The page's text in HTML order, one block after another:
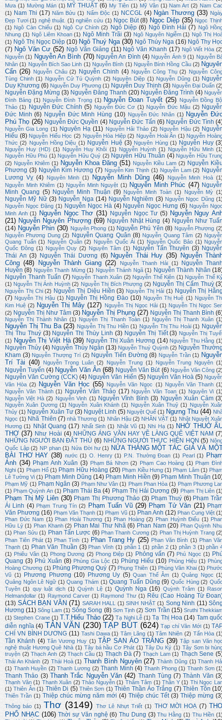
Mưa (1) Mường Mán (1) MỸ THUẬT (6) My Tiên (1) Mỹ Vân (1) Nam Art (2) Nam
(1) Nam Thi (17) Năm Bửu (1) Nấm Độc (1) NCCGL (4) Ngàn Thương (33)
Đẹp Tươi (1) nghệ thuật. (1) nghiên cứu (1) Ngọc Bút (8) Ngọc Diệp (35) Ngọc
(1) Ngô Càn Chiểu (1) Ngô Cự Chính (2) Ngô Diệp (6) Ngô Đình Hải (7) Ngô
Nhung (1) Ngô Liêm Khoan (1) Ngô Minh Trãi (3) Ngô Nguyên Ngiễm (1) Ngô Thị
(1) Ngô Thị Ngọc Diệp (10) Ngô Thuý Nga (30) Ngô Thúy Nga (16) Ngô Thy
(7) Ngô Văn Cư (52) Ngô Văn Giảng (11) Ngô Văn Khanh (17) Ngô Viết Hòa
Nguyễn (1) Nguyễn An Bình (70) Nguyễn An Đình (4) Nguyễn Ánh 9 (1) Nguyễn
Nhân (1) Nguyễn Bích Sao Linh (1) Nguyễn Bình (1) Nguyễn Bính Hồng Cầu (2)
Cẩn (26) Nguyễn Châu (2) Nguyễn Chinh (4) Nguyễn Công Thụ (2) Nguyễn
Tùng Chinh (1) Nguyễn Cử Tú Quỳnh (2) Nguyên Diệp (1) Nguyễn Dũng (1)
Duy Khương (6) Nguyễn Duy Phương (1) Nguyễn Duy Thịnh (3) Nguyễn Đại Duẩn
Nguyễn Đặng Mừng (3) Nguyễn Đăng Thanh (20) Nguyễn Đăng Trình (4)
Đình Bảng (1) Nguyễn Đình Trọng (1) Nguyễn Đoan Tuyết (25)
Nguyễn Đồng
Thảo (1) Nguyễn Đức Chính (5) Nguyễn Đức Cơ (1) Nguyễn Đức Mậu (2)
Đức Minh (6) Nguyễn Đức Minh Hùng (10) Nguyễn Đức Nhân (1) Nguyễn
Phú Thọ (26) Nguyễn Đức Quyền (4) Nguyễn Đức Tấn (6) Nguyễn Đức Tình
Nguyễn Gia Long (1) Nguyên Hạ (11) Nguyễn Hải Thảo (2) Nguyễn Hậu (2)
Hiếu (8) Nguyễn Hiếu Học (2) Nguyễn Hòa Hiệp (2) Nguyễn Hoài Ân (1) Nguyễn
Thức (2) Nguyễn Hồng Diệu (1) Nguyễn Huệ (3) Nguyên Hùng (1) Nguyễn Huy
Nguyễn Huy (HD) (1) Nguyễn Huy Khôi (1) Nguyễn Huỳnh (1) Nguyễn Hữu Minh
Nguyễn Hữu Phú (1) Nguyễn Hữu Quý (2) Nguyễn Hữu Thuần (4) Nguyễn Hữu
(2) Nguyễn Khiêm (1) Nguyễn Khoa Đăng (51) Nguyễn Kiều Lam (2) Nguyễn
Phương (3) Nguyễn Kim Hương (7) Nguyễn Kim Thịnh (1) Nguyễn Lam (2)
Lương Vỵ (4) Nguyên Minh (1) Nguyễn Minh Dũng (46) Nguyễn Minh Hoà
Nguyễn Minh Khiêm (1) Nguyễn Minh Nguyệt (1) Nguyễn Minh Phúc (47)
Minh Quang (5) Nguyễn Minh Thuận (9) Nguyễn Minh Toàn (1) Nguyễn Mỳ
Nguyễn Mỹ Nữ (3) Nguyễn Nga (14) Nguyễn Nghiêm (3) Nguyễn Ngọc Dũng
Nguyễn Ngọc Đặng (1) Nguyễn Ngọc Hà (4) Nguyễn Ngọc Hưng (6) Nguyễn
Minh Anh (1) Nguyễn Ngọc Thơ (31) Nguyễn Ngọc Tư (5) Nguyễn Nguy
(21) Nguyễn Nguyên Phượng (69) Nguyễn Nhật Hùng (4) Nguyễn Như
(14) Nguyễn Phin (30) Nguyên Phong (1) Nguyễn Phú Yên (8) Nguyễn Phượng
Nguyễn Phương Dung (2) Nguyễn Quang Quân (8) Nguyễn Quang Tâm (2)
Quang Tuấn (1) Nguyễn Quân (2) Nguyễn Quốc Ái (1) Nguyễn Quốc Bảo (1)
Quốc Đông (1) Nguyễn Quy (2) Nguyên Tâm (1) Nguyễn Tấn Thuyên (3)
Thái An (3) Nguyễn Thái Dương (6) Nguyễn Thái Huy (35)
Nguyễn
Công (48) Nguyễn Thành Giang (22) Nguyễn Thanh Hải (1)
Nguyễn
Huyền (8) Nguyễn Thanh Mừng (1) Nguyễn Thánh Ngã (1) Nguyễn Thành Nhân
Nguyễn Thanh Tuấn (7) Nguyễn Thanh Xuân (2) Nguyễn Thế Kiên (1) Nguyễn Thế
(1) Nguyễn Thị Ánh Huỳnh (2) Nguyễn Thị Bích Phượng (2) Nguyễn Thị Cẩm Thuỳ
Nguyễn Thị Chi (2) Nguyễn Thị Diệu Hiền (3) Nguyễn Thị Hải (1) Nguyễn Thị
(7) Nguyễn Thị Hậu (1) Nguyễn Thị Hồng Đào (10) Nguyễn Thị Huệ (1) Nguyễn
Kim Huệ (2) Nguyễn Thị Mây (127) Nguyễn Thị Ngọc Hải (1) Nguyễn Thị Ngọc
(2) Nguyễn Thị Như Tâm (3) Nguyễn Thị Phụng (27) Nguyễn Thị Thanh Bình
Nguyễn Thị Thành Nhân (1) Nguyễn Thị Thanh Toàn (1) Nguyễn Thị Thanh Xuân
Nguyễn Thị Thu Ba (23) Nguyễn Thị Thu Hiền (1) Nguyễn Thị Thu Hoài (1)
Thị Thu Thuý (3) Nguyễn Thị Thùy Linh (3) Nguyễn Thị Tiết (3) Nguyễn Thị
(1) Nguyễn Thị Việt Hà (39) Nguyễn Thị Xuân Hương (14) Nguyễn Thu Hằng
Nguyễn Thủy (4) Nguyễn Thúy Ngân (13) Nguyễn Thuý Quỳnh (2) Nguyễn
Kham (3) Nguyễn Thượng Trí (2) Nguyễn Tiến Đường (8) Nguyễn Trần (1)
Trí Tài (40) Nguyễn Trọng Luân (2) Nguyễn Trung (1) Nguyễn Trung Nguyên
Nguyễn Tuyển (4) Nguyễn Văn Ân (68) Nguyễn Văn Bút (6) Nguyễn Văn Công
Nguyễn Văn Cường (CCK) (4) Nguyễn Văn Hiến (5) Nguyễn Văn Hoà (5)
Văn Hòa (2) Nguyễn Văn Học (55) Nguyễn Văn Ngọc (1) Nguyễn Văn Thanh
Nguyễn Văn Thành (1) Nguyễn Văn Thảo (17) Nguyễn Văn Toan (1) Nguyên Vi
Nguyễn Việt Hà (2) Nguyễn Vinh (1) Nguyễn Vĩnh Bình (3) Nguyễn Xuân Cảm
Nguyễn Xuân Dương (1) Nguyễn Xuân Khánh (1) Nguyễn Xuân Thuỷ (1) Nguyễn
Thủy (1) Nguyễn Xuân Tư (3) Nguyệt Linh (5) Nguyệt Quế (1) Ngưng Thu (44)
Ngọc (1) Nhã Thiên (7) nhà Thương (1) Nhân Hậu (2) NHÂN VẬT (1) Nhật Nguyệt
Hương (1) Nhật Quang (17) Nhất Sinh (1) Nhật Vũ (1) Nhi Hạ (1) NHỚ THUỞ
THƠ (37) Như Hoài (4) NHỮNG ÁNG VĂN HAY VỀ LÀNG QUÊ VIỆT NAM
NHỮNG NGƯỜI BẠN ĐÂT THỦ (6) NHỮNG NGƯỜI THỰC HIỆN HQN (5)
Quốc Lập (2) NP phan (1) Nửa Đời hư (1) NỬA THÁNG MỘT TÁC GIẢ VÀ
BÀI THƠ HAY (38) nước (1) O. Henry (1) P.N. Thường Đoan (1) Pearl (1)
Ánh (34) Phạm Anh Xuân (3) Phạm Bá Nhơn (2) Phạm Cao Hoàng (1) Phạm
Nghi (1) Phạm Hổ (1) Phạm Hữu Hoàng (20) Phạm Kiều Hưng (1) Phạm Lâm (1)
Lê Tường Vi (1) Phạm Minh Dũng (14) Phạm Minh Hiền (9) Phạm Minh Thuận
Phạm Mỹ (1) Phạm Ngân (3) Phạm Như Vân (1) Phạm Phan Hòa (1) Phạm Phương
(1) Phạm Quỳnh An (1) Phạm Thái Ba (4) Phạm Thị Hải Dương (9) Phạm Thị Liên
Phạm Thị Mỹ Liên (30) Phạm Thị Phương Thảo (3) Phạm Thuý (6) Phạm
Ái Linh (4) Phạm Trung Tín (2) Phạm Tuấn Vũ (29) Phạm Tử Văn (21)
Văn Phương (16) Phạm Văn Thạnh (1) Phạm Vũ (1) Phan Anh (12) Phan Cung Việt
Phan Đức Nam (1) Phan Hoài Thương (1) Phan Hoàng (2) Phan Huỳnh Điểu (1)
Hữu Lý (1) Phan Khanh (2) Phan Mai Thư Nhã (6) Phan Nam (20) Phan Quỳnh
(1) Phan Sửu (1) Phan Tấn Lược (6) Phan Thanh Cương (2) Phan Thị Huỳnh Trang
Phan Tiên Phát (1) Phan Tình (1) Phan Trang Hy (25) Phan Văn Bình (1) Phan
Thạnh (1) Phan Văn Thuần (3) Phan Vĩnh (1) phần 1 (1) phần 2 (1) phần 3 (1) phần
(1) Phiêu Vân (1) Phong Dương (2) Phong Điệp (1) Phỏng vấn (7) Phú Ngọc (1)
Quang (3) Phú Xuân (8) Phùng Gia Lộc (1) Phùng Hiếu (10) Phùng Hiệu (1)
Hoàng Chương (1) Phùng Phương Quý (7) Phụng Thiên (1) Phùng Văn Khai (1)
Vũ (1) Phương Phương (10) Phương Uy (5) Quan Thế Âm (1) Quảng Ngọc
Quảng Ngôn Lê Ngữ (1) Quang Thám (1) Quang Tuấn Dũng (9) Quốc Hùng (2)
Tuyên (1) quy luật dịch (1) Quỳnh Lệ (1) Quỳnh Nga (16) Quỳnh Trâm (1)
Helmandollar (1) Raymond Carver (1) Raymond Thư (1) Rêu (Cao Hoàng Từ
(13) SÁCH BẠN VĂN (71) SARAH HALL (1) SINH NHẬT (1) Song Ninh (11)
Hương (11) Sông Lam (1) Sông Song (8) Sơn Tịnh (2) Sơn Trần (15) Sruthi
(1) Stephen Crane (1) T.T.Hiếu Thảo (22) Tạ Nghi Lễ (1) Tạ Thị Hoa (14) Tam
diễn nghĩa (4) TẢN VĂN (230) TẠP BÚT (624) Tạp chí Văn Mới (1)
CHÍ VN BÌNH DƯƠNG (11) Tashi Dawa (1) Tâm Lãng (1) Tâm Nhiên (2) Tấn Hòa
Tần Khánh (4) Tân Vương Huy (1) TẬP SAN ÁO TRẮNG (39) Tập san Văn
nghệ thuật Hương Quê Nhà (1) Tây bá hầu Cơ Phát (1) Tây Du Ký (1) Tây Sơn bi
truyện (2) Thạch Anh (2) Thạch Cầu (1) Thạch Đà (7) Thạch Lam (1) Thạch Sene
Thái An Khánh (2) Thái Hoà (1) Thanh Bình Nguyên (27) Thành Dũng (1) Thanh
(1) Thanh Huyền (2) Thanh Lương (2) Thanh Minh (4) Thanh Phong (1) Thanh Sơn
Thanh Thảo (3) Thanh Trắc Nguyễn Văn (42) Thanh Tùng (7) Thành Văn
Thạnh Văn (1) Thanh Xuân (2) Thảo Nguyễn (1) Thâm Tâm (1) Thần Y (1) Thi Ngọc
(1) Thiên Ân (1) Thiên Di (5) Thiên Sơn (1) Thiên Thần Áo Trắng (7) Thiên Tôn
Thiên Trần (1) Thiệp chúc mừng năm mới (4) Thiệp chúc Tết (3) Thiệp mừng
Thông báo (1) Thơ (3149) Thơ Lê Nhựt Triết (1) THƠ MỜI HOẠ (7)
PHỔ NHẠC (106) Thời sự Văn nghệ (6) Thu Dung (3) Thu Hằng (1) Thu Hiền